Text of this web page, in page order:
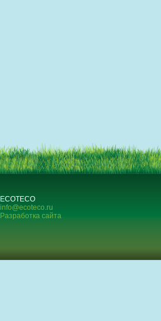
ECOTECO
info@ecoteco.ru
Разработка сайта